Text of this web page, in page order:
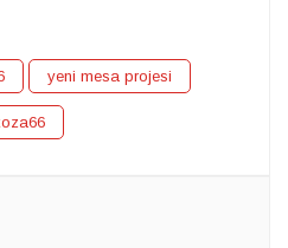
yeni mesa projesi